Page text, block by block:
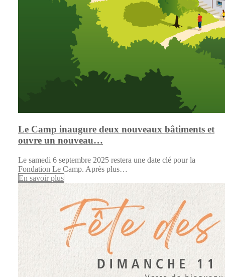
Le Camp inaugure deux nouveaux bâtiments et
ouvre un nouveau…
Le samedi 6 septembre 2025 restera une date clé pour la
Fondation Le Camp. Après plus…
En savoir plus